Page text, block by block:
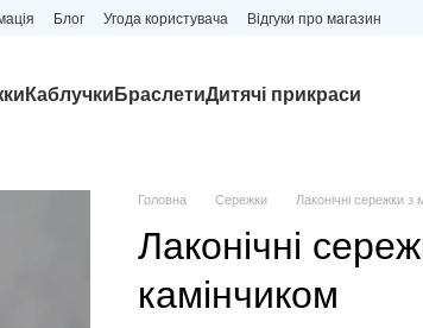
Блог Угода користувача Відгуки про магазин
Каблучки БраслетиДитячі прикраси
Головна Сережки Лаконічні сережки з
Лаконічні
камінчиком